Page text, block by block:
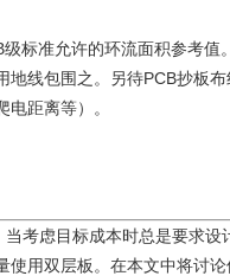
准允许的环流面积参考值
包围之。另待PCB抄板布
电距离等）。
考虑目标成本时总是要求
使用双层板。在本文中将讨